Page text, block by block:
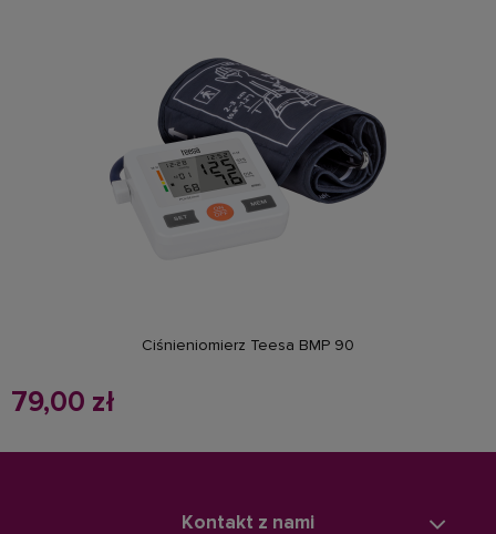
Ciśnieniomierz Teesa BMP 90
79,00 zł
powiadom o dostępności
Kontakt z nami